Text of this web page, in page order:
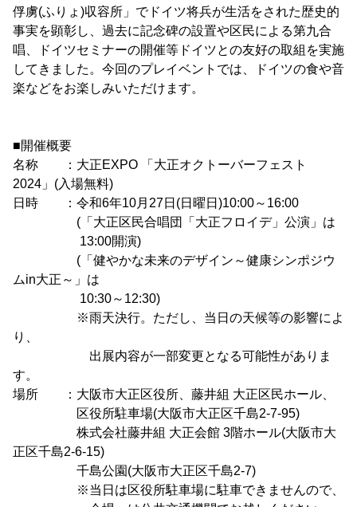
俘虜(ふりょ)収容所」でドイツ将兵が生活をされた歴史的
事実を顕彰し、過去に記念碑の設置や区民による第九合
唱、ドイツセミナーの開催等ドイツとの友好の取組を実施
してきました。今回のプレイベントでは、ドイツの食や音
楽などをお楽しみいただけます。
■開催概要
名称 ：大正EXPO 「大正オクトーバーフェスト
2024」(入場無料)
日時 ：令和6年10月27日(日曜日)10:00～16:00
(「大正区民合唱団「大正フロイデ」公演」は
13:00開演)
(「健やかな未来のデザイン～健康シンポジウ
ムin大正～」は
10:30～12:30)
※雨天決行。ただし、当日の天候等の影響によ
り、
出展内容が一部変更となる可能性がありま
す。
場所 ：大阪市大正区役所、藤井組 大正区民ホール、
区役所駐車場(大阪市大正区千島2-7-95)
株式会社藤井組 大正会館 3階ホール(大阪市大
正区千島2-6-15)
千島公園(大阪市大正区千島2-7)
※当日は区役所駐車場に駐車できませんので、